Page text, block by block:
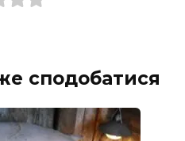
сподобатися